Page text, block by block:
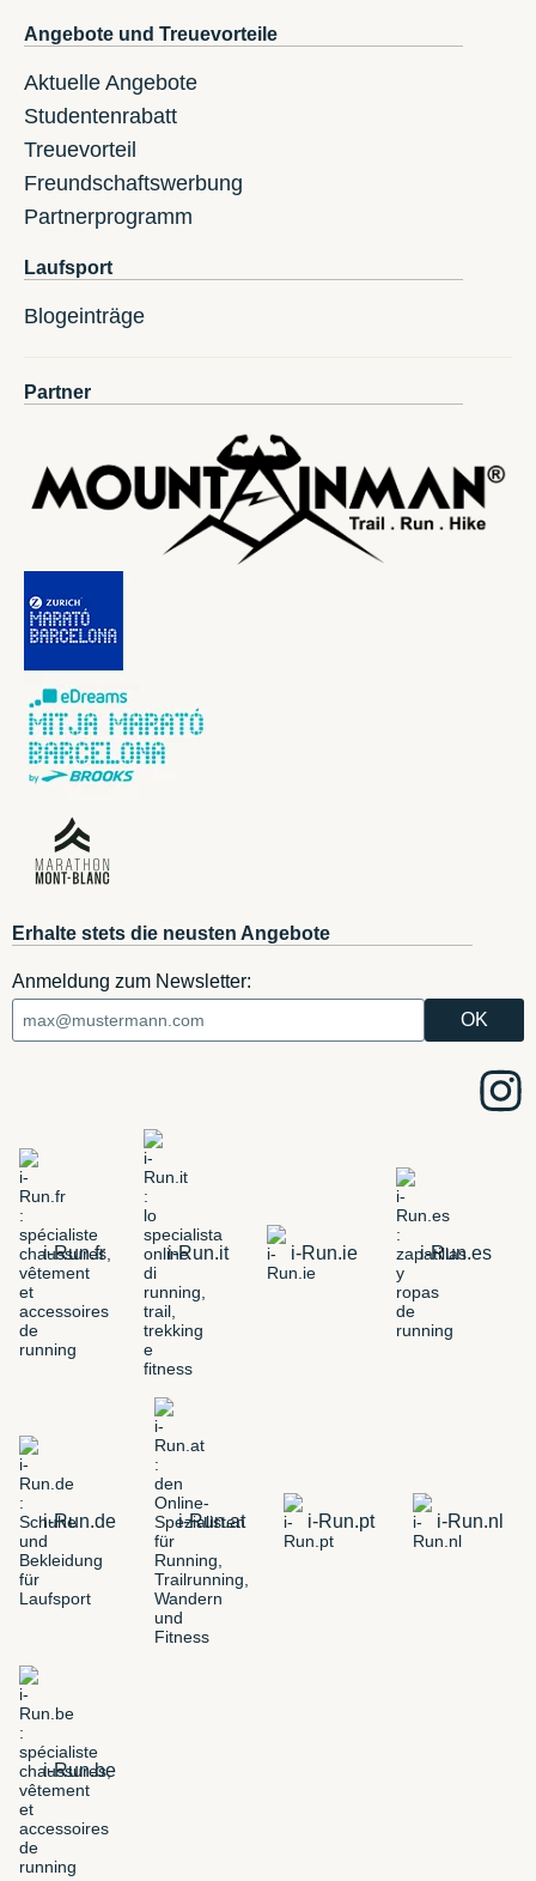
Angebote und Treuevorteile
Aktuelle Angebote
Studentenrabatt
Treuevorteil
Freundschaftswerbung
Partnerprogramm
Laufsport
Blogeinträge
Partner
Erhalte stets die neusten Angebote
Anmeldung zum Newsletter:
i-Run.fr i-Run.it i-Run.ie i-Run.es
i-Run.de i-Run.at i-Run.pt i-Run.nl
i-Run.be